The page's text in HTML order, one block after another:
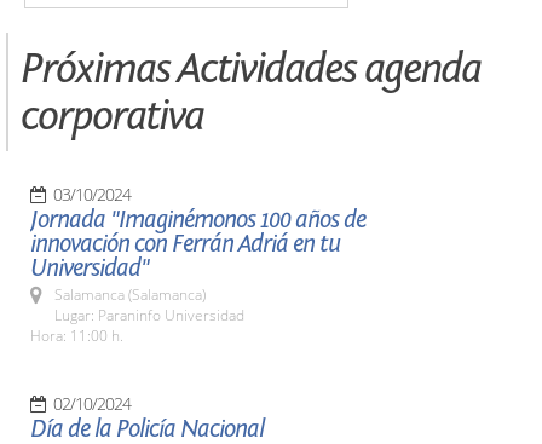
Próximas Actividades agenda
corporativa
03/10/2024
Jornada "Imaginémonos 100 años de
innovación con Ferrán Adriá en tu
Universidad"
Salamanca (Salamanca)
Lugar: Paraninfo Universidad
Hora: 11:00 h.
02/10/2024
Día de la Policía Nacional